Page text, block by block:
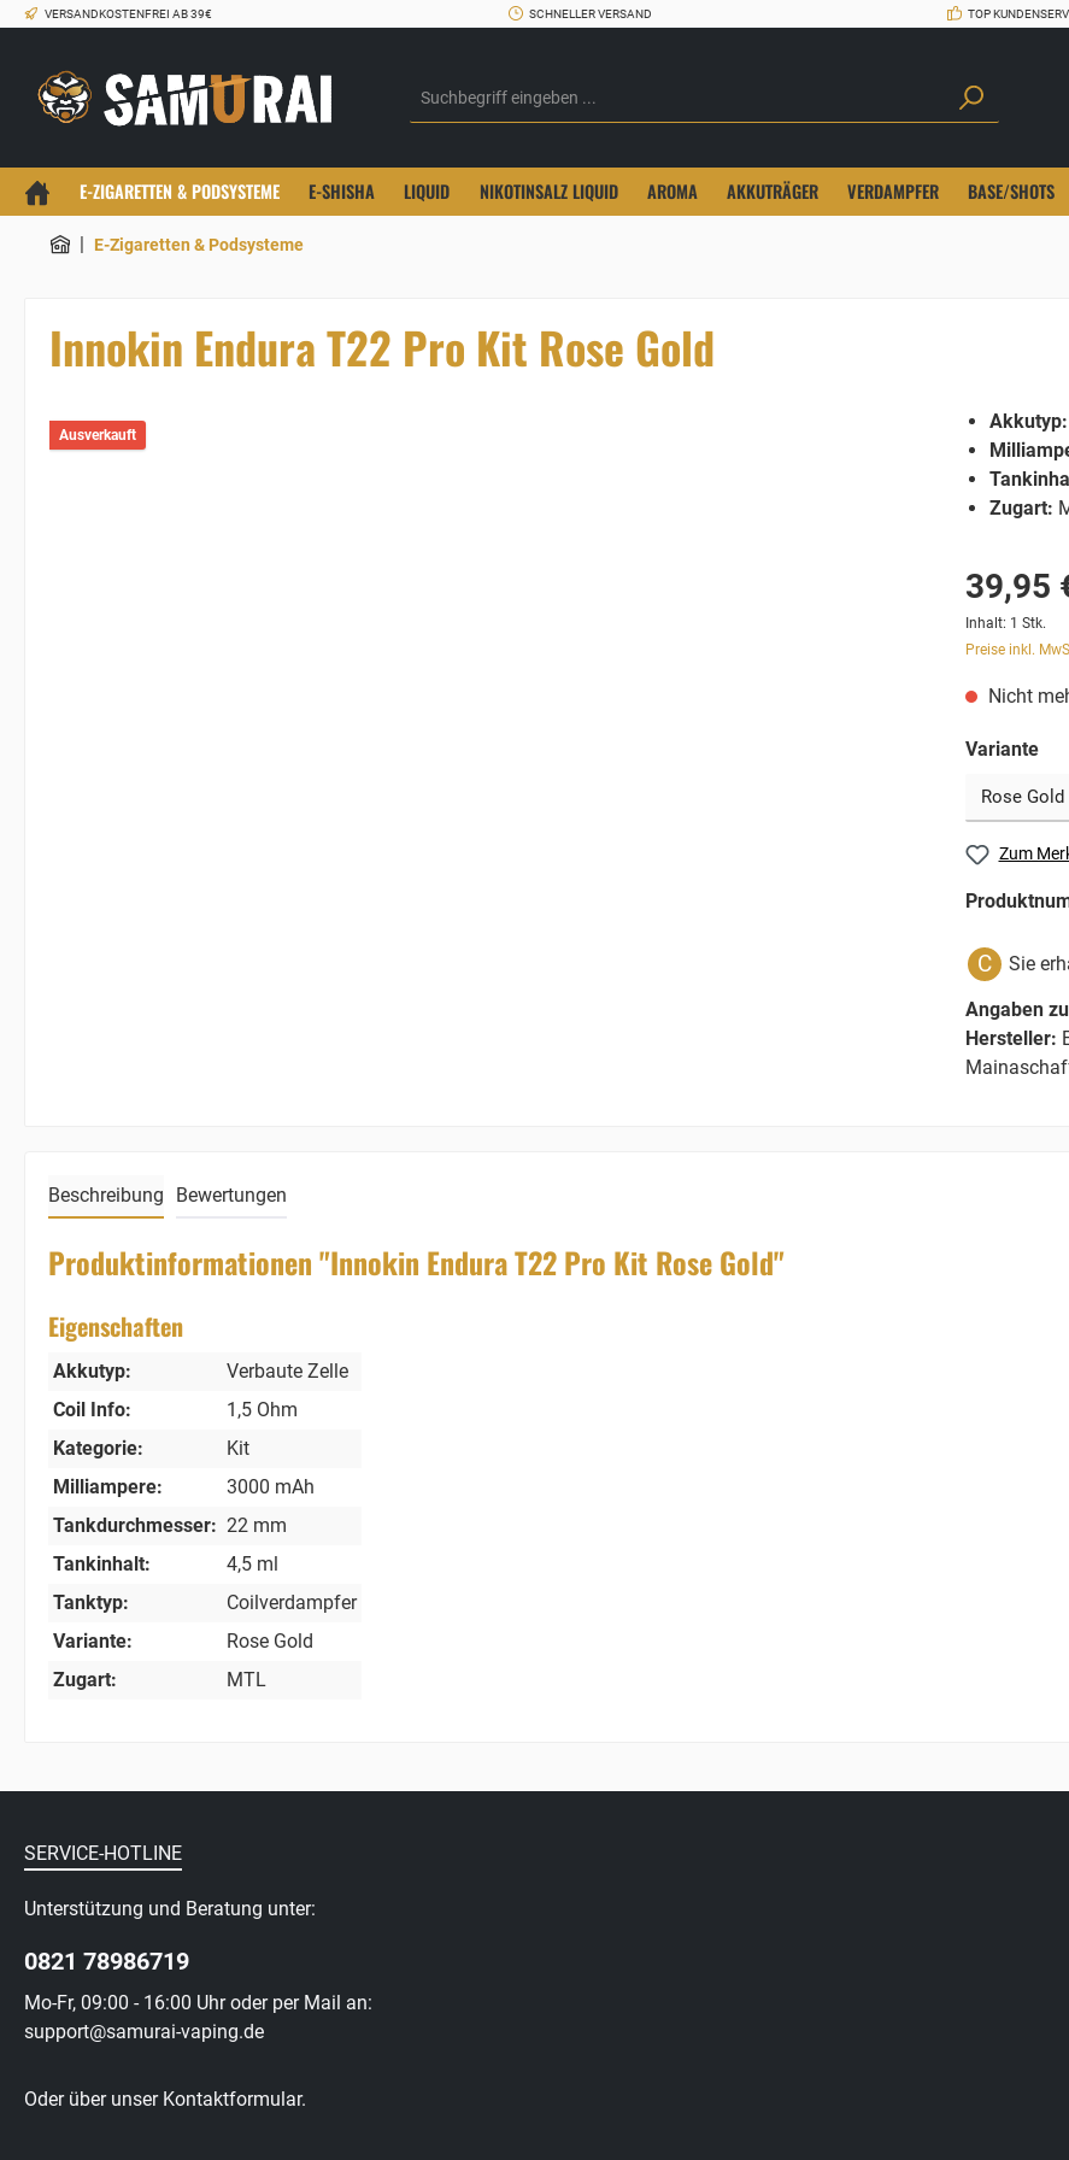
VERSANDKOSTENFREI AB 39€ SCHNELLER VERSAND TOP
E-ZIGARETTEN & PODSYSTEME E-SHISHA LIQUID NIKOTINSALZ LIQUID AROMA AKKUTRÄGER VERDAMPFER BASE/SHOTS
| E-Zigaretten & Podsysteme
Innokin Endura T22 Pro Kit Rose Gold
Ausverkauft
Akkutyp:
Zugart:
39,95
Inhalt: 1 Stk.
Preise inkl.
Nicht
Variante
Zum
C Sie
Angaben
Hersteller:
Beschreibung Bewertungen
Produktinformationen "Innokin Endura T22 Pro Kit Rose Gold"
Eigenschaften
Akkutyp:
Verbaute Zelle
Coil Info:
1,5 Ohm
Kategorie:
Kit
Milliampere:
3000 mAh
Tankdurchmesser: 22 mm
Tankinhalt:
4,5 ml
Tanktyp:
Coilverdampfer
Variante:
Rose Gold
Zugart:
MTL
SERVICE-HOTLINE
Unterstützung und Beratung unter:
0821 78986719
Mo-Fr, 09:00 - 16:00 Uhr oder per Mail an:
support@samurai-vaping.de
Oder über unser Kontaktformular.